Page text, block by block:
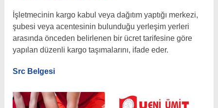
İşletmecinin kargo kabul veya dağıtım yaptığı merkezi,
şubesi veya acentesinin bulunduğu yerleşim yerleri
arasında önceden belirlenen bir ücret tarifesine göre
yapılan düzenli kargo taşımalarını, ifade eder.
Src Belgesi